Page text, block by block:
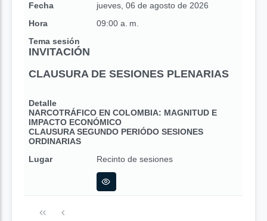
Fecha
jueves, 06 de agosto de 2026
Hora
09:00 a. m.
Tema sesión
INVITACIÓN
CLAUSURA DE SESIONES PLENARIAS
Detalle
NARCOTRÁFICO EN COLOMBIA: MAGNITUD E
IMPACTO ECONÓMICO
CLAUSURA SEGUNDO PERIÓDO SESIONES
ORDINARIAS
Lugar
Recinto de sesiones